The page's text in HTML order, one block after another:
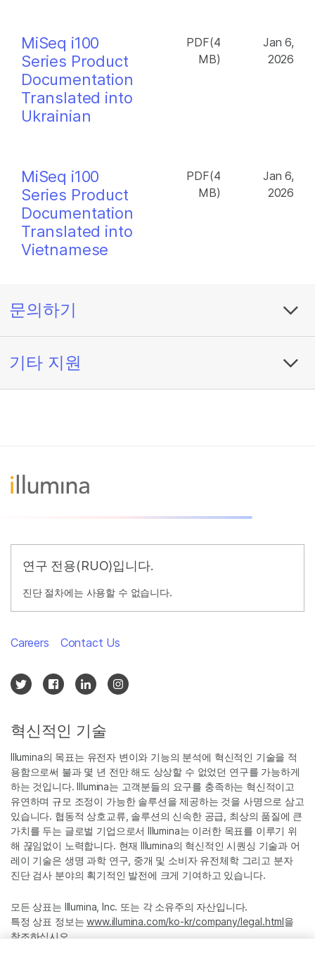
MiSeq i100
Series Product
Documentation
Translated into
Ukrainian
PDF(4
MB)
Jan 6,
2026
MiSeq i100
Series Product
Documentation
Translated into
Vietnamese
PDF(4
MB)
Jan 6,
2026
문의하기
기타 지원
연구 전용(RUO)입니다.
진단 절차에는 사용할 수 없습니다.
혁신적인 기술
Illumina의 목표는 유전자 변이와 기능의 분석에 혁신적인 기술을 적
용함으로써 불과 몇 년 전만 해도 상상할 수 없었던 연구를 가능하게
하는 것입니다. Illumina는 고객분들의 요구를 충족하는 혁신적이고
유연하며 규모 조정이 가능한 솔루션을 제공하는 것을 사명으로 삼고
있습니다. 협동적 상호교류, 솔루션의 신속한 공급, 최상의 품질에 큰
가치를 두는 글로벌 기업으로서 Illumina는 이러한 목표를 이루기 위
해 끊임없이 노력합니다. 현재 Illumina의 혁신적인 시퀀싱 기술과 어
레이 기술은 생명 과학 연구, 중개 및 소비자 유전체학 그리고 분자
진단 검사 분야의 획기적인 발전에 크게 기여하고 있습니다.
모든 상표는 Illumina, Inc. 또는 각 소유주의 자산입니다.
특정 상표 정보는www.illumina.com/ko-kr/company/legal.html을
참조하십시오.
Careers Contact Us